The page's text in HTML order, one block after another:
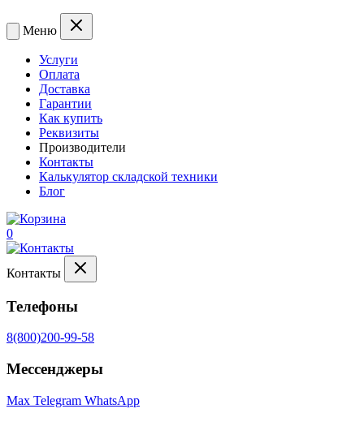
Меню
Услуги
Оплата
Доставка
Гарантии
Как купить
Реквизиты
Производители
Контакты
Калькулятор складской техники
Блог
0
Контакты
Телефоны
8(800)200-99-58
Мессенджеры
Max Telegram WhatsApp